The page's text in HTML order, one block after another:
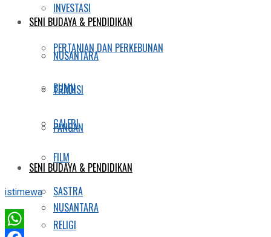
SENI BUDAYA & PENDIDIKAN
NUSANTARA
TRADISI
GALERI
FILM
SASTRA
RELIGI
INVESTASI
PERTANIAN DAN PERKEBUNAN
BUMN
PANGAN
SENI BUDAYA & PENDIDIKAN
NUSANTARA
istimewa